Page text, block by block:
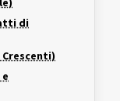
di
Crescenti)